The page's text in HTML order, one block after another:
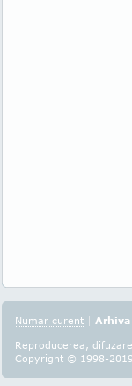
Numar curent | Arhiva
Reproducerea,
Copyright © 1998-2019